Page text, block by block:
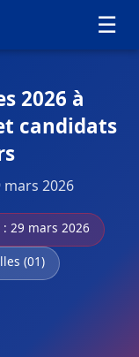
☰
2026 à
candidats
mars 2026
29 mars 2026
(01)